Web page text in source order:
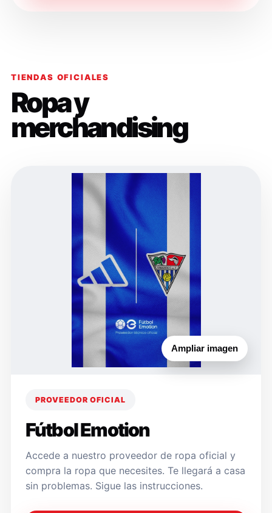
TIENDAS OFICIALES
Ropa y
merchandising
Ampliar imagen
PROVEEDOR OFICIAL
Fútbol Emotion
Accede a nuestro proveedor de ropa oficial y
compra la ropa que necesites. Te llegará a casa
sin problemas. Sigue las instrucciones.